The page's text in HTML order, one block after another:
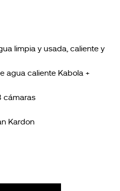
limpia y usada, caliente y
agua caliente Kabola +
cámaras
Kardon